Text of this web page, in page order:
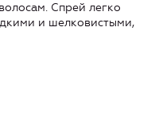
Спрей легко
и шелковистыми,